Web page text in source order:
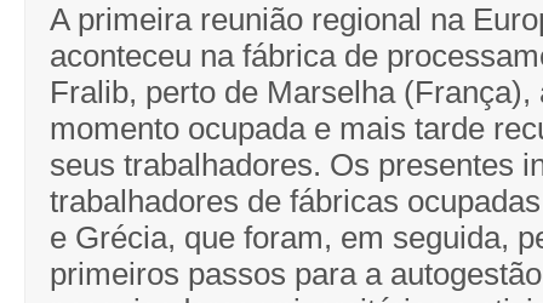
A primeira reunião regional na
aconteceu na fábrica de
Fralib, perto de Marselha (França),
momento ocupada e mais tarde
seus trabalhadores. Os presentes
trabalhadores de fábricas
e Grécia, que foram, em seguida,
primeiros passos para a